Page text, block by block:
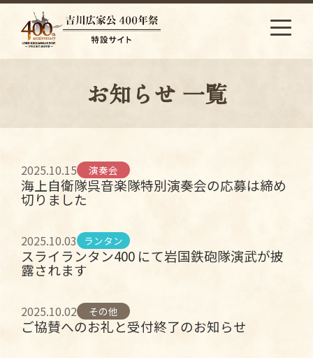
S
p
o
お知らせ 一覧
2025.10.15 演奏会
海上自衛隊呉音楽隊特別演奏会の応募は締め
切りました
2025.10.03 ランタン
スライランタン400 にて岩国鉄砲隊演武が披
露されます
2025.10.02 その他
ご協賛へのお礼と受付終了のお知らせ